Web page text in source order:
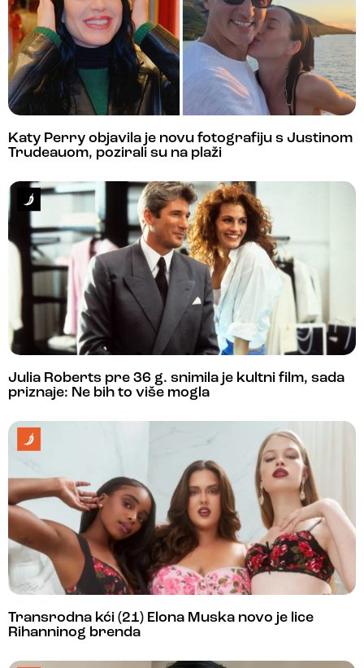
Katy Perry objavila je novu fotografiju s Justinom
Trudeauom, pozirali su na plaži
Julia Roberts pre 36 g. snimila je kultni film, sada
priznaje: Ne bih to više mogla
Transrodna kći (21) Elona Muska novo je lice
Rihanninog brenda